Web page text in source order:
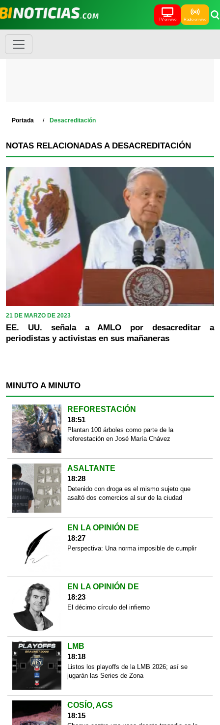
TV en vivo Radio en vivo
Portada Desacreditación
NOTAS RELACIONADAS A DESACREDITACIÓN
21 DE MARZO DE 2023
EE. UU. señala a AMLO por desacreditar a
periodistas y activistas en sus mañaneras
MINUTO A MINUTO
REFORESTACIÓN
18:51
Plantan 100 árboles como parte de la
reforestación en José María Chávez
ASALTANTE
18:28
Detenido con droga es el mismo sujeto que
asaltó dos comercios al sur de la ciudad
EN LA OPINIÓN DE
18:27
Perspectiva: Una norma imposible de cumplir
EN LA OPINIÓN DE
18:23
El décimo círculo del infierno
LMB
18:18
Listos los playoffs de la LMB 2026; así se
jugarán las Series de Zona
COSÍO, AGS
18:15